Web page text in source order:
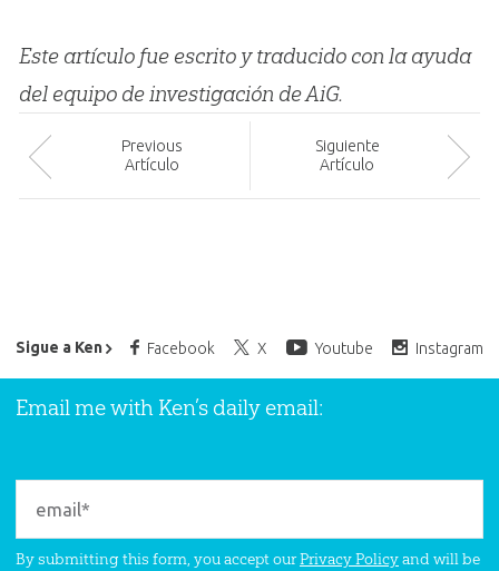
Este artículo fue escrito y traducido con la ayuda
del equipo de investigación de AiG.
Previous
Artículo
Siguiente
Artículo
Sigue a Ken Facebook X Youtube Instagram
Ken Ham’s Daily Email
Email me with Ken’s daily email:
By submitting this form, you accept ourPrivacy Policyand will be